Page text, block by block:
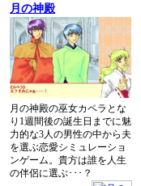
月の神殿
月の神殿の巫女カペラとな
り1週間後の誕生日までに魅
力的な3人の男性の中から夫
を選ぶ恋愛シミュレーショ
ンゲーム。貴方は誰を人生
の伴侶に選ぶ･･･？